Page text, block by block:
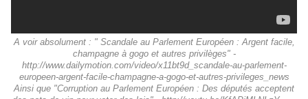
A voir absolument : " Scandale au Parlement Européen : Argent facile,
champagne à gogo et autres privilèges" -
http://www.dailymotion.com/video/x11bt9d_scandale-au-parlement-
europeen-argent-facile-champagne-a-gogo-et-autres-privileges_news
Ainsi que "Corruption au Parlement Européen : Des députés acceptent